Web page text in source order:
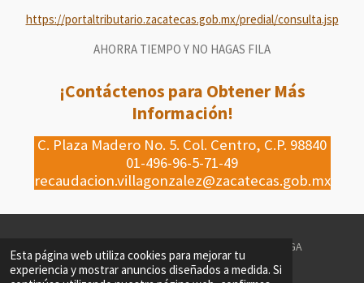
Esta página web utiliza cookies para mejorar tu
experiencia y mostrar anuncios diseñados a medida. Si
https://portaltributario.zacatecas.gob.mx/predial/consulta.jsp
AHORRA TIEMPO Y NO HAGAS FILA
¡Contáctenos para Obtener Más
Información!
C. Plaza Madero No. 5. Col. Centro, C.P. 98840
01-496-96-5-71-49
recaudacion.villagonzalez@zacatecas.gob.mx
© 2022 - 2026 H. AYUNTAMIENTO DE VILLA GONZALEZ ORTEGA
Con la tecnología de Webador